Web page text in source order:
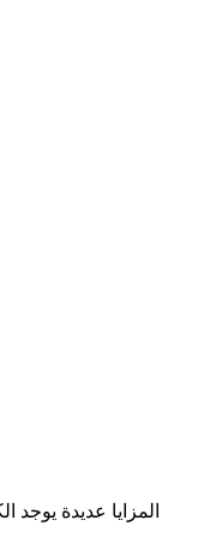
المزايا عديدة